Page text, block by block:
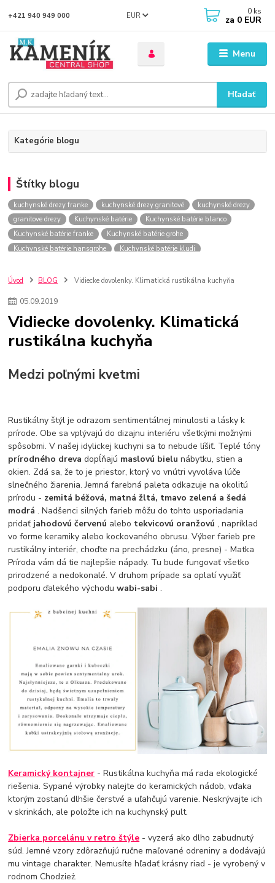
Menu
EUR
Hľadať
+421 940 949 000 0 ks
za 0 EUR
Kategórie blogu
Štítky blogu
kuchynské drezy franke kuchynské drezy granitové
kuchynské drezy
granitove drezy
Kuchynské batérie
Kuchynské batérie blanco
Kuchynské batérie franke
Kuchynské batérie grohe
Kuchynské batérie hansgrohe
Kuchynské batérie kludi
kuchynské batérie sagittarius
kuchynské batérie
vodovodné batérie
kuchynské drezy sety
kúpelňové batérie
vodovodné batérie do kúpelne kuchynske
drez
bidetové batérie
vaňové batérie
sprchové batérie
vodovodné batérie do steny
Umývadlá
Rohové umývadlá
Zlaté umývadlá
retro kúpeľne
Nákup tovaru pre firmy bez DPH
Bez DPH
Ako znížiť náklady na firmu
szco nakup bez dph
szco nakup bez dph nakupovanie na firmu bez dph
nákup bez dph v eu ň
Úvod BLOG Vidiecke dovolenky. Klimatická rustikálna kuchyňa
05.09.2019
Vidiecke dovolenky. Klimatická
rustikálna kuchyňa
Medzi poľnými kvetmi
Rustikálny štýl je odrazom sentimentálnej minulosti a lásky k
prírode. Obe sa vplývajú do dizajnu interiéru všetkými možnými
spôsobmi. V našej idylickej kuchyni sa to nebude líšiť. Teplé tóny
prírodného drevadopĺňajú maslovú bielunábytku, stien a
okien. Zdá sa, že to je priestor, ktorý vo vnútri vyvoláva lúče
slnečného žiarenia. Jemná farebná paleta odkazuje na okolitú
prírodu - zemitá béžová, matná žltá, tmavo zelená a šedá
modrá. Nadšenci silných farieb môžu do tohto usporiadania
pridať jahodovú červenú alebo tekvicovú oranžovú, napríklad
vo forme keramiky alebo kockovaného obrusu. Výber farieb pre
rustikálny interiér, choďte na prechádzku (áno, presne) - Matka
Príroda vám dá tie najlepšie nápady. Tu bude fungovať všetko
prirodzené a nedokonalé. V druhom prípade sa oplatí využiť
podporu ďalekého východuwabi-sabi.
Keramický kontajner - Rustikálna kuchyňa má rada ekologické
riešenia. Sypané výrobky nalejte do keramických nádob, vďaka
ktorým zostanú dlhšie čerstvé a uľahčujú varenie. Neskrývajte ich
v skrinkách, ale položte ich na kuchynský pult.
Zbierka porcelánu v retro štýle - vyzerá ako dlho zabudnutý
súd. Jemné vzory zdôrazňujú ručne maľované odreniny a dodávajú
mu vintage charakter. Nemusíte hľadať krásny riad - je vyrobený v
rodnom Chodzież.